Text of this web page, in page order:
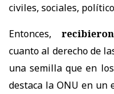
civiles, sociales,
Entonces,
cuanto al derecho de
una semilla que en
destaca la ONU en un